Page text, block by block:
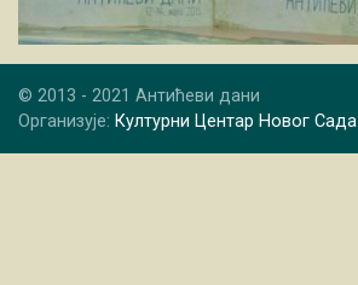
© 2013 - 2021 Антићеви дани
Организује: Културни Центар Новог Сада